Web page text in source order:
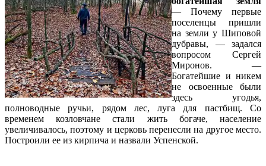
— Почему первые
поселенцы пришли
на земли у Шиповой
дубравы, — задался
вопросом Сергей
Миронов. —
Богатейшие и никем
не освоенные были
здесь угодья,
полноводные ручьи, рядом лес, луга для пастбищ. Со
временем козловчане стали жить богаче, население
увеличивалось, поэтому и церковь перенесли на другое место.
Построили ее из кирпича и назвали Успенской.